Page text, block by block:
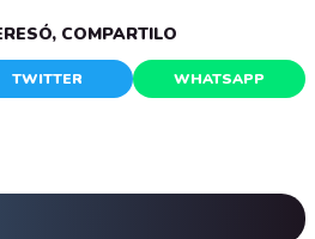
COMPARTILO
TWITTER WHATSAPP